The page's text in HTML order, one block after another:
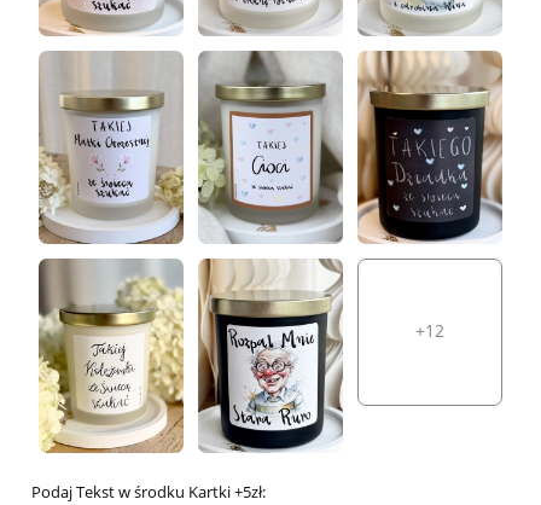
+12
Podaj Tekst w środku Kartki +5zł: